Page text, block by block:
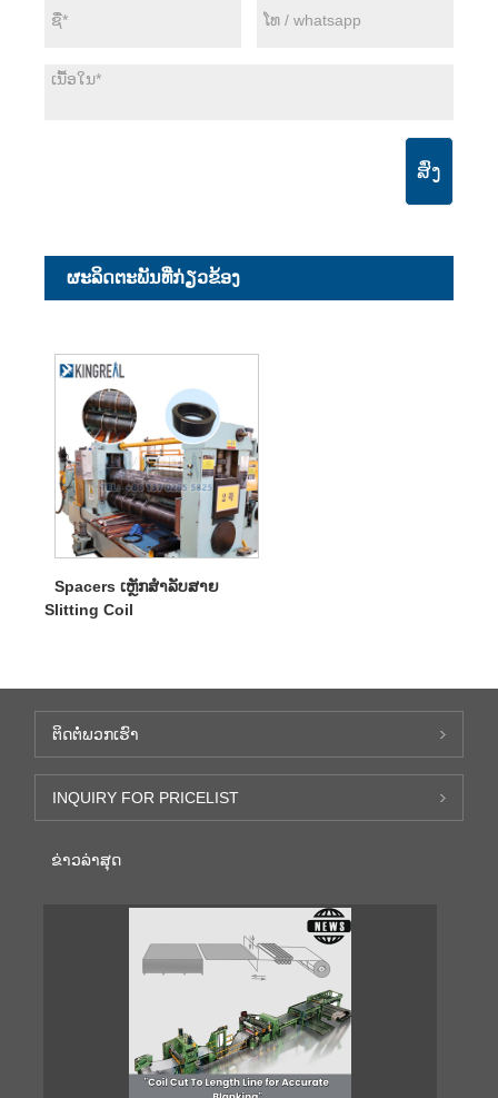
ສົ່ງ
ຜະ​ລິດ​ຕະ​ພັນ​ທີ່​ກ່ຽວ​ຂ້ອງ
Spacers ເຫຼັກສໍາລັບສາຍ
Slitting Coil
ຕິດ​ຕໍ່​ພວກ​ເຮົາ
INQUIRY FOR PRICELIST
ຂ່າວ​ລ່າ​ສຸດ